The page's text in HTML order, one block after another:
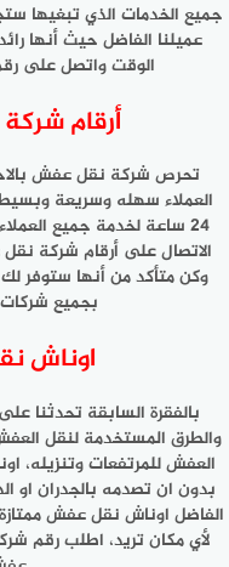
جميع الخدمات الذي تبغيها
عميلنا الفاضل حيث أنها
الوقت واتصل على
أرقام
تحرص شركة نقل عفش
العملاء سهله وسريعة
24 ساعة لخدمة جميع
الاتصال على أرقام شركة
وكن متأكد من أنها ستوفر
بجميع
اوناش
بالفقرة السابقة تحدثنا
والطرق المستخدمة لنقل
العفش للمرتفعات وتنزيله،
بدون ان تصدمه بالجدران او
الفاضل اوناش نقل عفش
لأي مكان تريد، اطلب رقم